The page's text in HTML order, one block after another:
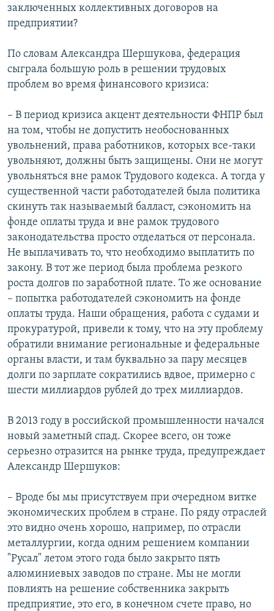
заключенных коллективных договоров на
предприятии?
По словам Александра Шершукова, федерация
сыграла большую роль в решении трудовых
проблем во время финансового кризиса:
– В период кризиса акцент деятельности ФНПР был
на том, чтобы не допустить необоснованных
увольнений, права работников, которых все-таки
увольняют, должны быть защищены. Они не могут
увольняться вне рамок Трудового кодекса. А тогда у
существенной части работодателей была политика
скинуть так называемый балласт, сэкономить на
фонде оплаты труда и вне рамок трудового
законодательства просто отделаться от персонала.
Не выплачивать то, что необходимо выплатить по
закону. В тот же период была проблема резкого
роста долгов по заработной плате. То же основание
– попытка работодателей сэкономить на фонде
оплаты труда. Наши обращения, работа с судами и
прокуратурой, привели к тому, что на эту проблему
обратили внимание региональные и федеральные
органы власти, и там буквально за пару месяцев
долги по зарплате сократились вдвое, примерно с
шести миллиардов рублей до трех миллиардов.
В 2013 году в российской промышленности начался
новый заметный спад. Скорее всего, он тоже
серьезно отразится на рынке труда, предупреждает
Александр Шершуков:
– Вроде бы мы присутствуем при очередном витке
экономических проблем в стране. По ряду отраслей
это видно очень хорошо, например, по отрасли
металлургии, когда одним решением компании
"Русал" летом этого года было закрыто пять
алюминиевых заводов по стране. Мы не могли
повлиять на решение собственника закрыть
предприятие, это его, в конечном счете право, но